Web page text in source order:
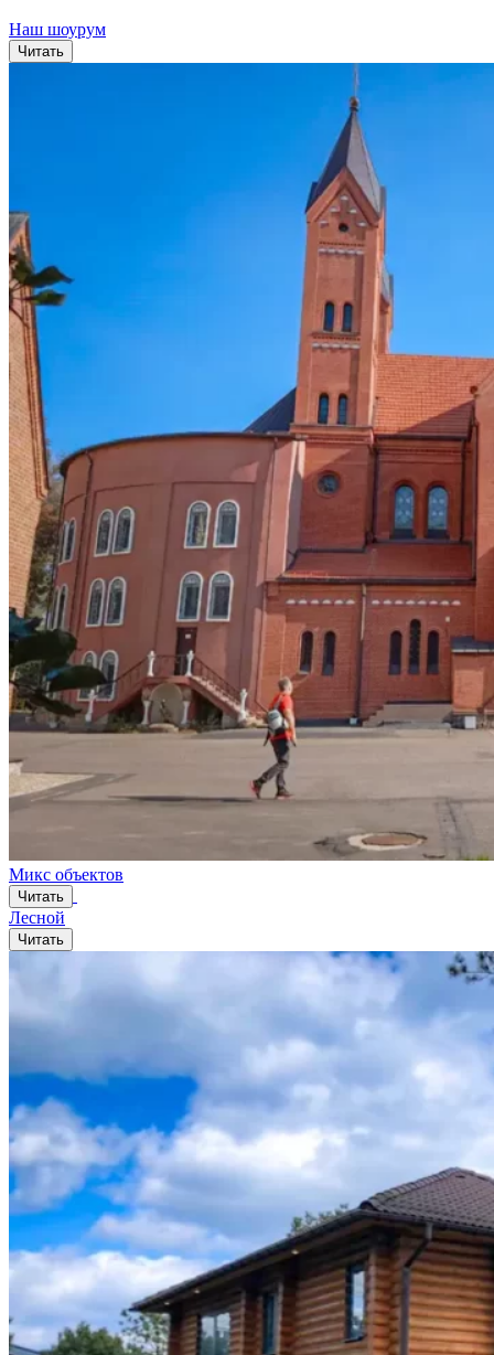
Наш шоурум
Читать
Микс объектов
Читать
Лесной
Читать